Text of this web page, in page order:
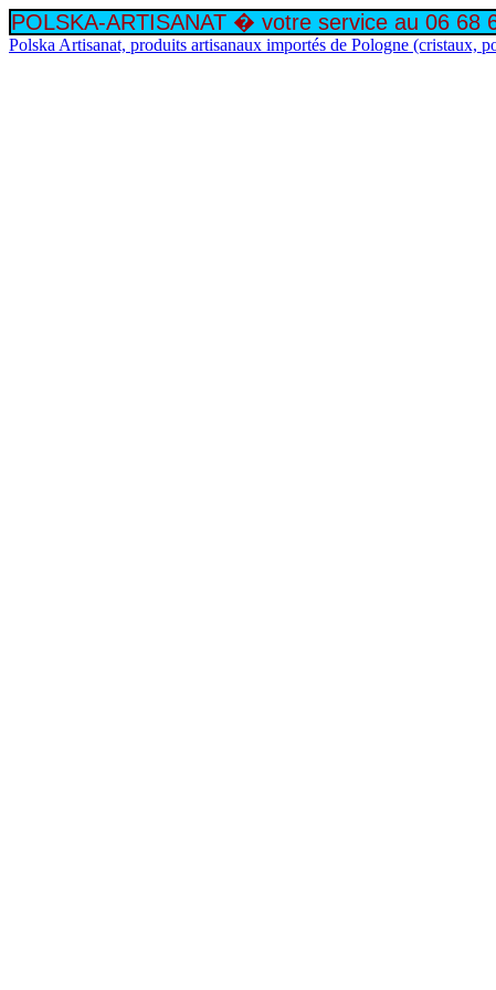
POLSKA-ARTISANAT � votre service au 06 68
Polska Artisanat, produits artisanaux importés de Pologne (cristaux,